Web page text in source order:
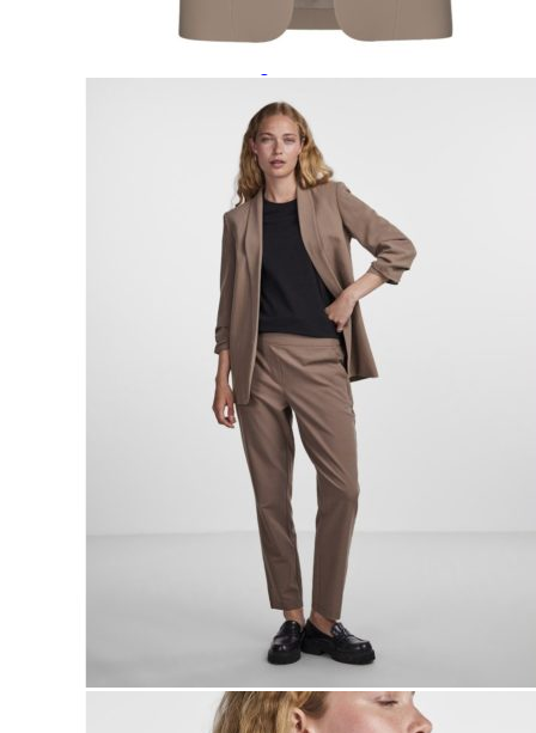
Naisten paidat
Trikoopaidat
Naisten puserot
Jakut ja liivit
Naisten neuleet
Naisten neuletakit
Naisten neulepuserot
Naisten mekot ja hameet
Hameet
Naisten housut
Leggingsit ja collegehousut
Naisten housut
Naisten farkut
Caprit ja shortsit
Naisten asusteet
Vyöt ja korut
Naisten päähineet, huivit ja käsineet
Naisten yöasut ja alusvaatteet
Naisten alusvaatteet
Sukat ja sukkahousut
Naisten yöasut
Naisten aamutakit ja kylpytakit
Naisten kevät-ja syystakit
Naisten talvitakit